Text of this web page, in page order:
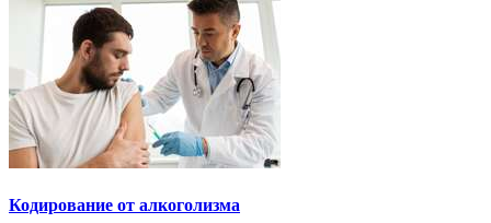
Кодирование от алкоголизма